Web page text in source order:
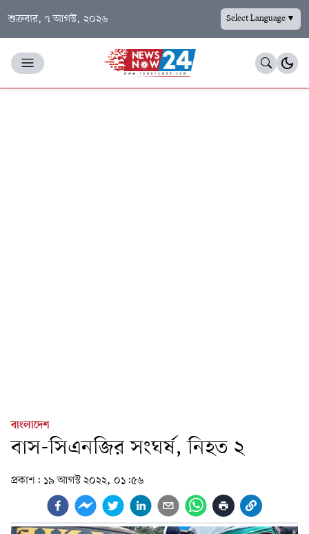
শুক্রবার, ৭ আগস্ট, ২০২৬ Select Language▼
বাংলাদেশ
বাস-সিএনজির সংঘর্ষ, নিহত ২
প্রকাশ: ১৯ আগস্ট ২০২২, ০১:৫৬